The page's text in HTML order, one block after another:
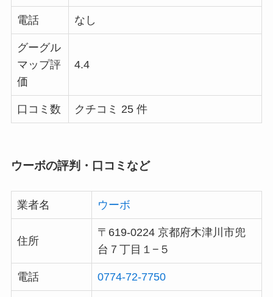
電話 なし
グーグル
マップ評
価
4.4
口コミ数 クチコミ 25 件
ウーボの評判・口コミなど
業者名 ウーボ
住所
〒619-0224 京都府木津川市兜
台７丁目１−５
電話 0774-72-7750